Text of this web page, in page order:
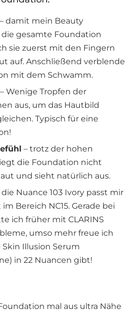
– damit mein Beauty
gesamte Foundation
sie zuerst mit den Fingern
auf. Anschließend verblende
mit dem Schwamm.
– Wenige Tropfen der
aus, um das Hautbild
Typisch für eine
– trotz der hohen
die Foundation nicht
und sieht natürlich aus.
die Nuance 103 Ivory passt mir
Bereich NC15. Gerade bei
ich früher mit CLARINS
umso mehr freue ich
Skin Illusion Serum
in 22 Nuancen gibt!
mal aus ultra Nähe